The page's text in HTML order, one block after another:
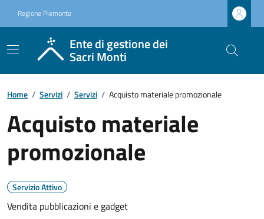
Regione Piemonte
Ente di gestione dei
Sacri Monti
Home / Servizi / Servizi / Acquisto materiale promozionale
Acquisto materiale
promozionale
Servizio Attivo
Vendita pubblicazioni e gadget